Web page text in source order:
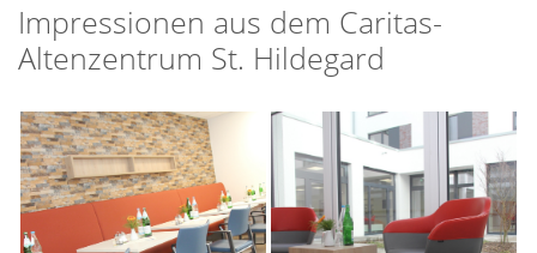
Impressionen aus dem Caritas-
Altenzentrum St. Hildegard